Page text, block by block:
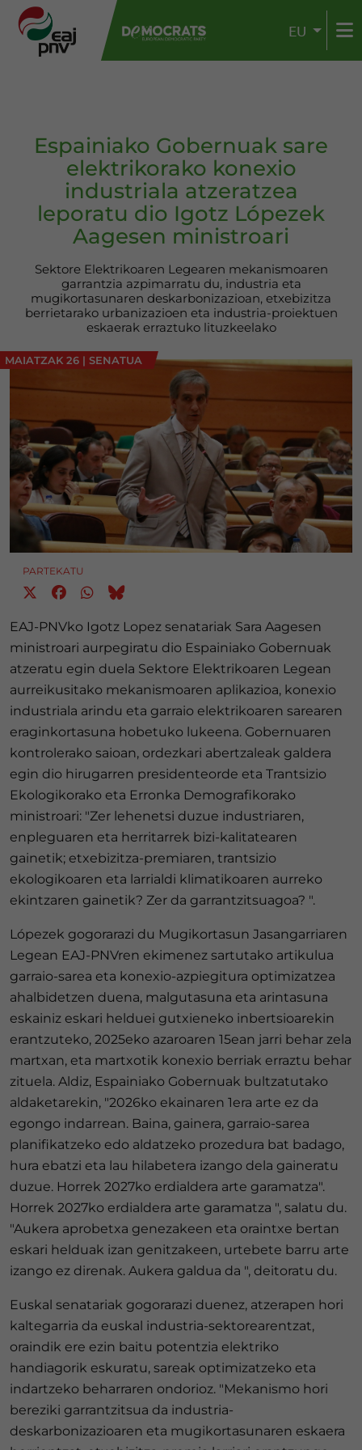
EU
Espainiako Gobernuak sare
elektrikorako konexio
industriala atzeratzea
leporatu dio Igotz Lópezek
Aagesen ministroari
Sektore Elektrikoaren Legearen mekanismoaren
garrantzia azpimarratu du, industria eta
mugikortasunaren deskarbonizazioan, etxebizitza
berrietarako urbanizazioen eta industria-proiektuen
eskaerak erraztuko lituzkeelako
MAIATZAK 26 | SENATUA
PARTEKATU
EAJ-PNVko Igotz Lopez senatariak Sara Aagesen
ministroari aurpegiratu dio Espainiako Gobernuak
atzeratu egin duela Sektore Elektrikoaren Legean
aurreikusitako mekanismoaren aplikazioa, konexio
industriala arindu eta garraio elektrikoaren sarearen
eraginkortasuna hobetuko lukeena. Gobernuaren
kontrolerako saioan, ordezkari abertzaleak galdera
egin dio hirugarren presidenteorde eta Trantsizio
Ekologikorako eta Erronka Demografikorako
ministroari: "Zer lehenetsi duzue industriaren,
enpleguaren eta herritarrek bizi-kalitatearen
gainetik; etxebizitza-premiaren, trantsizio
ekologikoaren eta larrialdi klimatikoaren aurreko
ekintzaren gainetik? Zer da garrantzitsuagoa? ".
Lópezek gogorarazi du Mugikortasun Jasangarriaren
Legean EAJ-PNVren ekimenez sartutako artikulua
garraio-sarea eta konexio-azpiegitura optimizatzea
ahalbidetzen duena, malgutasuna eta arintasuna
eskainiz eskari helduei gutxieneko inbertsioarekin
erantzuteko, 2025eko azaroaren 15ean jarri behar zela
martxan, eta martxotik konexio berriak erraztu behar
zituela. Aldiz, Espainiako Gobernuak bultzatutako
aldaketarekin, "2026ko ekainaren 1era arte ez da
egongo indarrean. Baina, gainera, garraio-sarea
planifikatzeko edo aldatzeko prozedura bat badago,
hura ebatzi eta lau hilabetera izango dela gaineratu
duzue. Horrek 2027ko erdialdera arte garamatza".
Horrek 2027ko erdialdera arte garamatza ", salatu du.
"Aukera aprobetxa genezakeen eta oraintxe bertan
eskari helduak izan genitzakeen, urtebete barru arte
izango ez direnak. Aukera galdua da ", deitoratu du.
Euskal senatariak gogorarazi duenez, atzerapen hori
kaltegarria da euskal industria-sektorearentzat,
oraindik ere ezin baitu potentzia elektriko
handiagorik eskuratu, sareak optimizatzeko eta
indartzeko beharraren ondorioz. "Mekanismo hori
bereziki garrantzitsua da industria-
deskarbonizazioaren eta mugikortasunaren eskaera